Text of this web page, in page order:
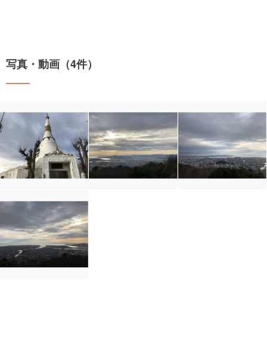
写真・動画（4件）